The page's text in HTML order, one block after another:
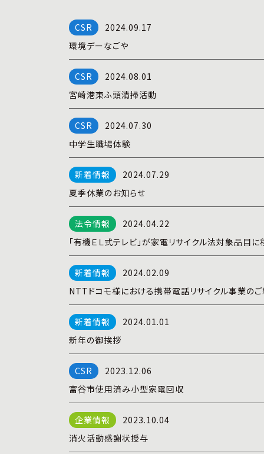
2024.09.17
環境デーなごや
2024.08.01
宮崎港東ふ頭清掃活動
2024.07.30
中学生職場体験
2024.07.29
夏季休業のお知らせ
2024.04.22
「有機ＥＬ式テレビ」が家電リサイクル法対象品目に
2024.02.09
NTTドコモ様における携帯電話リサイクル事業の
2024.01.01
新年の御挨拶
2023.12.06
富谷市使用済み小型家電回収
2023.10.04
消火活動感謝状授与